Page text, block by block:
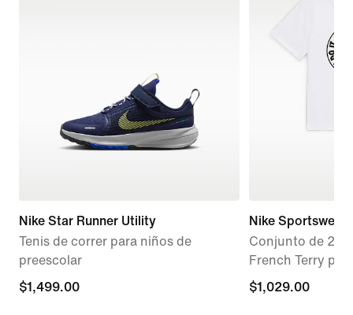
Nike Star Runner Utility
Tenis de correr para niños de
preescolar
$1,499.00
$1,499.00
Nike Sportswear
Conjunto de 2
French Terry
$1,029.00
$1,029.00